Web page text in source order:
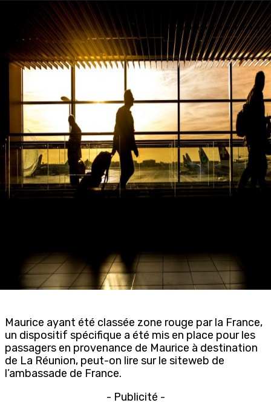
Maurice ayant été classée zone rouge par la France,
un dispositif spécifique a été mis en place pour les
passagers en provenance de Maurice à destination
de La Réunion, peut-on lire sur le siteweb de
l’ambassade de France.
- Publicité -